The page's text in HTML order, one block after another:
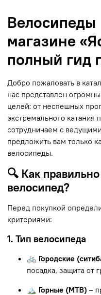
Велосипеды
магазине
полный гид
Добро пожаловать в
нас представлен
целей: от неспешных
экстремального
сотрудничаем с
предложить вам только
велосипеды.
🔍 Как
велосипед?
Перед покупкой
критериями:
1. Тип велосипеда
🚲 Городские
посадка, защита от
🏔 Горные (MTB) –